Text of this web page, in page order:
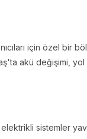
için özel bir
akü değişimi, yol
sistemler